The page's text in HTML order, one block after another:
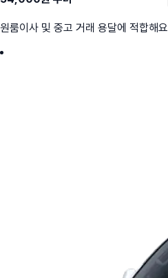
원룸이사 및 중고 거래 용달에 적합해요